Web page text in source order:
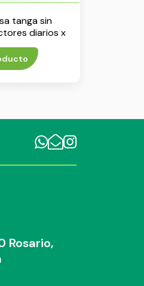
tanga sin
diarios x
Rosario,